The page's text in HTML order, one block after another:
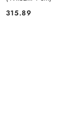
Cena:
315.89